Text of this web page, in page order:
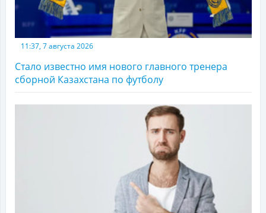
11:37, 7 августа 2026
Стало известно имя нового главного тренера
сборной Казахстана по футболу